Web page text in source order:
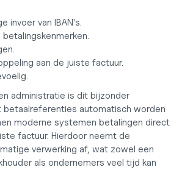
invoer van IBAN's.
aan de juiste factuur.
administratie is dit bijzonder
betaalreferenties automatisch worden
moderne systemen betalingen direct
factuur. Hierdoor neemt de
verwerking af, wat zowel een
als ondernemers veel tijd kan